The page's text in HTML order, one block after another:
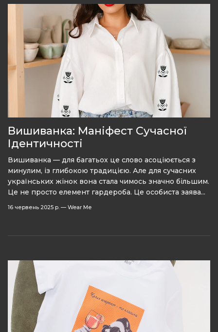
Вишиванка: Маніфест Сучасної
Ідентичності
Вишиванка — для багатьох це слово асоціюється з
минулим, із глибокою традицією. Але для сучасних
українських жінок вона стала чимось значно більшим.
Це не просто елемент гардероба. Це особиста заява...
16 червень 2025 р. — Wear Me